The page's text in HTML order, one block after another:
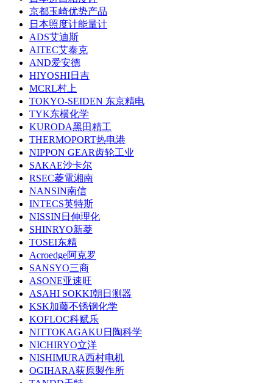
京都玉崎优势产品
日本照度计能量计
ADS艾迪斯
AITEC艾泰克
AND爱安德
HIYOSHI日吉
MCRL村上
TOKYO-SEIDEN 东京精电
TYK东横化学
KURODA黑田精工
THERMOPORT热电港
NIPPON GEAR齿轮工业
SAKAE沙卡尔
RSEC菱電湘南
NANSIN南信
INTECS英特斯
NISSIN日伸理化
SHINRYO新菱
TOSEI东精
Acroedge阿克罗
SANSYO三商
ASONE亚速旺
ASAHI SOKKI朝日测器
KSK加藤不锈钢化学
KOFLOC科赋乐
NITTOKAGAKU日陶科学
NICHIRYO立洋
NISHIMURA西村电机
OGIHARA荻原製作所